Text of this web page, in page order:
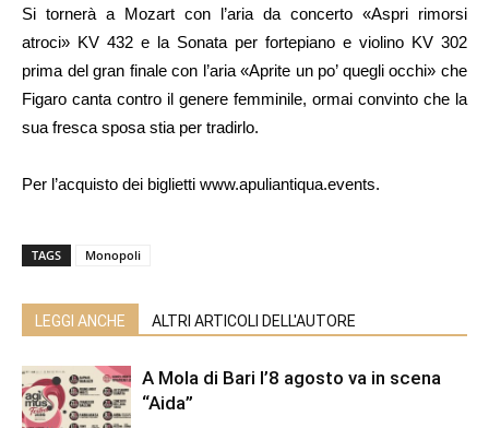
Si tornerà a Mozart con l’aria da concerto «Aspri rimorsi
atroci» KV 432 e la Sonata per fortepiano e violino KV 302
prima del gran finale con l’aria «Aprite un po’ quegli occhi» che
Figaro canta contro il genere femminile, ormai convinto che la
sua fresca sposa stia per tradirlo.
Per l’acquisto dei biglietti www.apuliantiqua.events.
TAGS Monopoli
LEGGI ANCHE ALTRI ARTICOLI DELL'AUTORE
A Mola di Bari l’8 agosto va in scena
“Aida”